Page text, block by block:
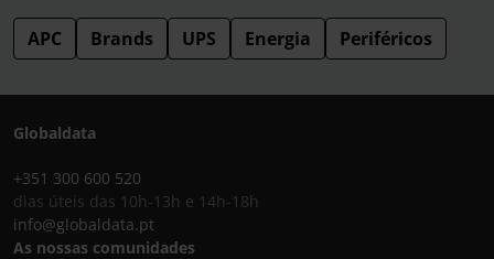
APC Brands UPS Energia Periféricos
Globaldata
+351 300 600 520
dias úteis das 10h-13h e 14h-18h
info@globaldata.pt
As nossas comunidades